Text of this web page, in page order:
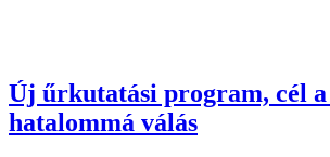
Új űrkutatási program, cél a
hatalommá válás